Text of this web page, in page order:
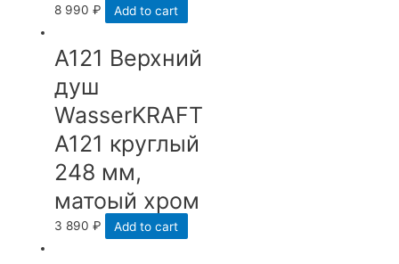
8 990₽ Add to cart
А121 Верхний
душ
WasserKRAFT
A121 круглый
248 мм,
матоый хром
3 890₽ Add to cart